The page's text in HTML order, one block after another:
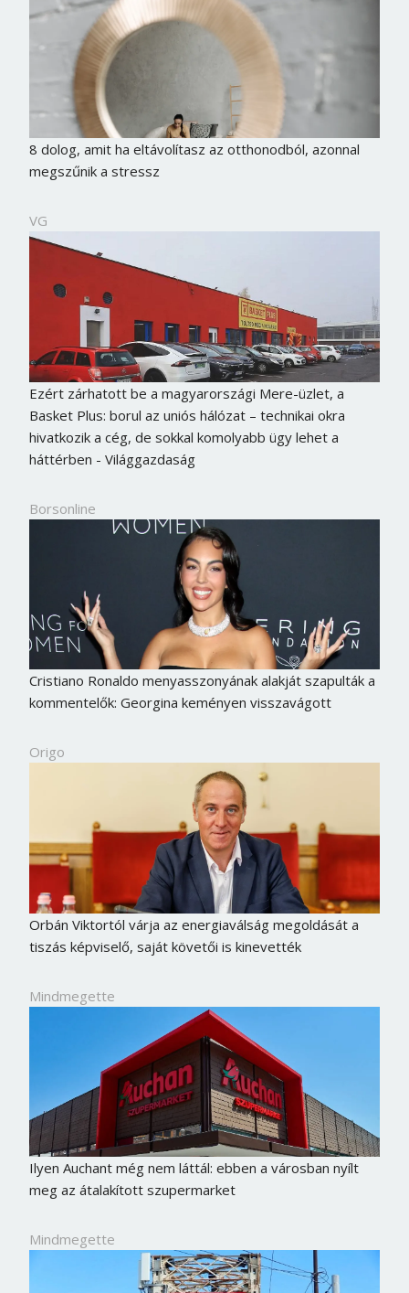
8 dolog, amit ha eltávolítasz az otthonodból, azonnal
megszűnik a stressz
VG
Ezért zárhatott be a magyarországi Mere-üzlet, a
Basket Plus: borul az uniós hálózat – technikai okra
hivatkozik a cég, de sokkal komolyabb ügy lehet a
háttérben - Világgazdaság
Borsonline
Cristiano Ronaldo menyasszonyának alakját szapulták a
kommentelők: Georgina keményen visszavágott
Origo
Orbán Viktortól várja az energiaválság megoldását a
tiszás képviselő, saját követői is kinevették
Mindmegette
Ilyen Auchant még nem láttál: ebben a városban nyílt
meg az átalakított szupermarket
Mindmegette
Borsonline bejelentkezés
E-mail cím vagy felhasználónév